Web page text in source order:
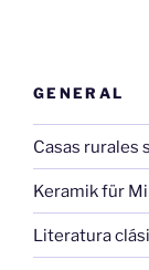
GENERAL
Casas rurales
Keramik für
Literatura